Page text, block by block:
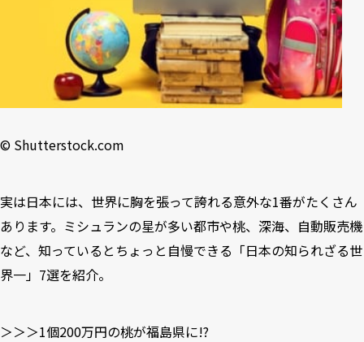
©︎ Shutterstock.com
実は日本には、世界に胸を張って誇れる意外な1番がたくさん
あります。ミシュランの星が多い都市や桃、深海、自動販売機
など、知っているとちょっと自慢できる「日本の知られざる世
界一」7選を紹介。
＞＞＞1個200万円の桃が福島県に!?